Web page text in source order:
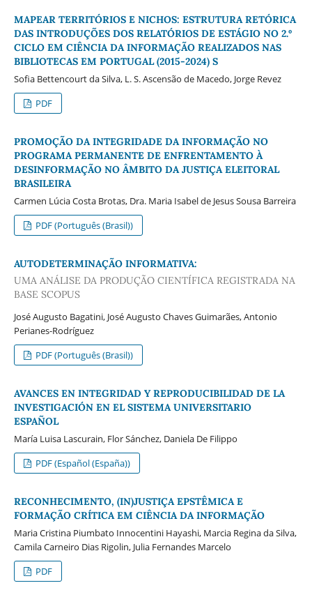
MAPEAR TERRITÓRIOS E NICHOS: ESTRUTURA RETÓRICA
DAS INTRODUÇÕES DOS RELATÓRIOS DE ESTÁGIO NO 2.º
CICLO EM CIÊNCIA DA INFORMAÇÃO REALIZADOS NAS
BIBLIOTECAS EM PORTUGAL (2015-2024) S
Sofia Bettencourt da Silva, L. S. Ascensão de Macedo, Jorge Revez
PDF
PROMOÇÃO DA INTEGRIDADE DA INFORMAÇÃO NO
PROGRAMA PERMANENTE DE ENFRENTAMENTO À
DESINFORMAÇÃO NO ÂMBITO DA JUSTIÇA ELEITORAL
BRASILEIRA
Carmen Lúcia Costa Brotas, Dra. Maria Isabel de Jesus Sousa Barreira
PDF (Português (Brasil))
AUTODETERMINAÇÃO INFORMATIVA:
UMA ANÁLISE DA PRODUÇÃO CIENTÍFICA REGISTRADA NA
BASE SCOPUS
José Augusto Bagatini, José Augusto Chaves Guimarães, Antonio
Perianes-Rodríguez
PDF (Português (Brasil))
AVANCES EN INTEGRIDAD Y REPRODUCIBILIDAD DE LA
INVESTIGACIÓN EN EL SISTEMA UNIVERSITARIO
ESPAÑOL
María Luisa Lascurain, Flor Sánchez, Daniela De Filippo
PDF (Español (España))
RECONHECIMENTO, (IN)JUSTIÇA EPSTÊMICA E
FORMAÇÃO CRÍTICA EM CIÊNCIA DA INFORMAÇÃO
Maria Cristina Piumbato Innocentini Hayashi, Marcia Regina da Silva,
Camila Carneiro Dias Rigolin, Julia Fernandes Marcelo
PDF